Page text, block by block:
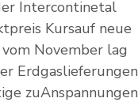
Intercontinetal
Kursauf neue
vom November lag
Erdgaslieferungen
zuAnspannungen